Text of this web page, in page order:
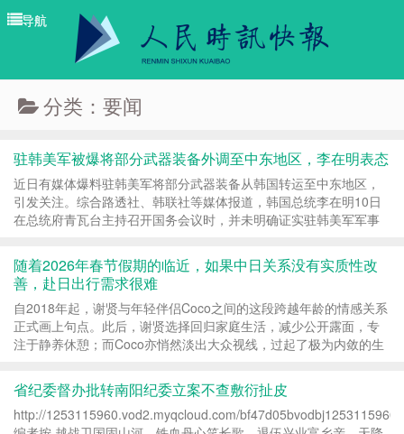
导航
导航
分类：要闻
驻韩美军被爆将部分武器装备外调至中东地区，李在明表态
近日有媒体爆料驻韩美军将部分武器装备从韩国转运至中东地区，
引发关注。综合路透社、韩联社等媒体报道，韩国总统李在明10日
在总统府青瓦台主持召开国务会议时，并未明确证实驻韩美军军事
随着2026年春节假期的临近，如果中日关系没有实质性改
善，赴日出行需求很难
自2018年起，谢贤与年轻伴侣Coco之间的这段跨越年龄的情感关系
正式画上句点。此后，谢贤选择回归家庭生活，减少公开露面，专
注于静养休憩；而Coco亦悄然淡出大众视线，过起了极为内敛的生
省纪委督办批转南阳纪委立案不查敷衍扯皮
http://1253115960.vod2.myqcloud.com/